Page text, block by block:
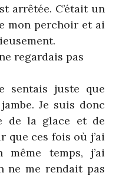
arrêtée. C’était un
mon perchoir et ai
regardais pas
sentais juste que
Je suis donc
de la glace et de
que ces fois où j’ai
même temps, j’ai
ne me rendait pas